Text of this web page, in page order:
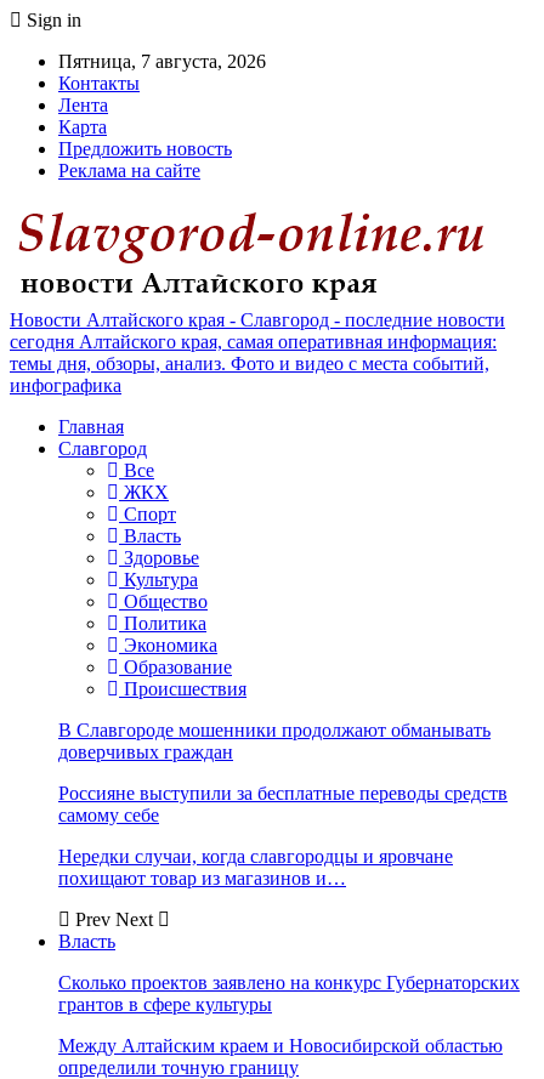
Sign in
Пятница, 7 августа, 2026
Контакты
Лента
Карта
Предложить новость
Реклама на сайте
Новости Алтайского края - Славгород - последние новости
сегодня Алтайского края, самая оперативная информация:
темы дня, обзоры, анализ. Фото и видео с места событий,
инфографика
Главная
Славгород
Все
ЖКХ
Спорт
Власть
Здоровье
Культура
Общество
Политика
Экономика
Образование
Происшествия
В Славгороде мошенники продолжают обманывать
доверчивых граждан
Россияне выступили за бесплатные переводы средств
самому себе
Нередки случаи, когда славгородцы и яровчане
похищают товар из магазинов и…
Prev Next
Власть
Сколько проектов заявлено на конкурс Губернаторских
грантов в сфере культуры
Между Алтайским краем и Новосибирской областью
определили точную границу